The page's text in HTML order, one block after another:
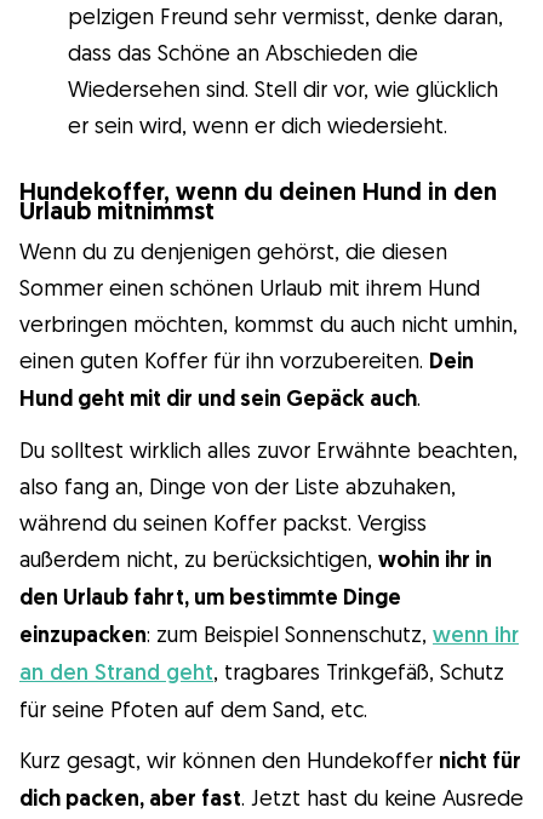
pelzigen Freund sehr vermisst, denke daran,
dass das Schöne an Abschieden die
Wiedersehen sind. Stell dir vor, wie glücklich
er sein wird, wenn er dich wiedersieht.
Hundekoffer, wenn du deinen Hund in den
Urlaub mitnimmst
Wenn du zu denjenigen gehörst, die diesen
Sommer einen schönen Urlaub mit ihrem Hund
verbringen möchten, kommst du auch nicht umhin,
einen guten Koffer für ihn vorzubereiten. Dein
Hund geht mit dir und sein Gepäck auch.
Du solltest wirklich alles zuvor Erwähnte beachten,
also fang an, Dinge von der Liste abzuhaken,
während du seinen Koffer packst. Vergiss
außerdem nicht, zu berücksichtigen, wohin ihr in
den Urlaub fahrt, um bestimmte Dinge
einzupacken: zum Beispiel Sonnenschutz, wenn ihr
an den Strand geht, tragbares Trinkgefäß, Schutz
für seine Pfoten auf dem Sand, etc.
Kurz gesagt, wir können den Hundekoffer nicht für
dich packen, aber fast. Jetzt hast du keine Ausrede